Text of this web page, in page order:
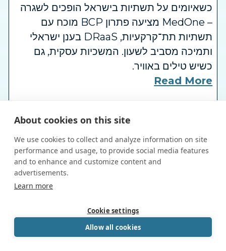
כשאיומים על תשתיות בישראל הופכים לשגרה
– MedOne מציעה פתרון BCP מוכח עם
תשתיות תת־קרקעיות, DRaaS בענן ישראלי
ותמיכה מסביב לשעון. המשכיות עסקית, גם
כשיש טילים באוויר.
Read More
התאוששות מאסון עסקית תוך דקות – עם
והפסקות חשמל – DRaaS הוא לא מותרות.
MedOne מציעה פתרון התאוששות מאסון בענן
ישראלי, עם זמני RTO של דקות, תשתית
תת־קרקעית ותמיכה בעברית מסביב לשעון. כי
Read More
About cookies on this site
We use cookies to collect and analyze information on site
performance and usage, to provide social media features
and to enhance and customize content and
advertisements.
Learn more
Cookie settings
Allow all cookies